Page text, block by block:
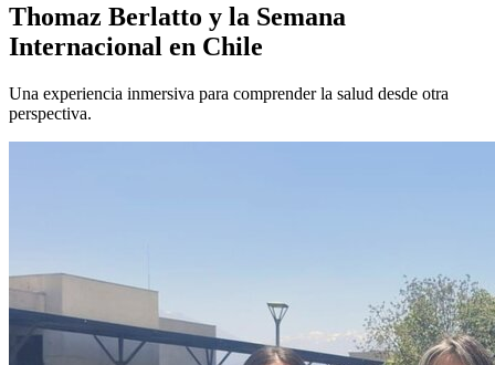
Thomaz Berlatto y la Semana
Internacional en Chile
Una experiencia inmersiva para comprender la salud desde otra
perspectiva.